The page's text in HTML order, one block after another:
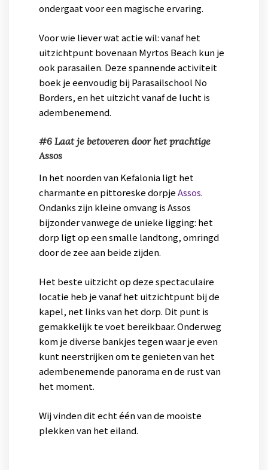
ondergaat voor een magische ervaring.
Voor wie liever wat actie wil: vanaf het
uitzichtpunt bovenaan Myrtos Beach kun je
ook parasailen. Deze spannende activiteit
boek je eenvoudig bij Parasailschool No
Borders, en het uitzicht vanaf de lucht is
adembenemend.
#6 Laat je betoveren door het prachtige
Assos
In het noorden van Kefalonia ligt het
charmante en pittoreske dorpjeAssos.
Ondanks zijn kleine omvang is Assos
bijzonder vanwege de unieke ligging: het
dorp ligt op een smalle landtong, omringd
door de zee aan beide zijden.
Het beste uitzicht op deze spectaculaire
locatie heb je vanaf het uitzichtpunt bij de
kapel, net links van het dorp. Dit punt is
gemakkelijk te voet bereikbaar. Onderweg
kom je diverse bankjes tegen waar je even
kunt neerstrijken om te genieten van het
adembenemende panorama en de rust van
het moment.
Wij vinden dit echt één van de mooiste
plekken van het eiland.